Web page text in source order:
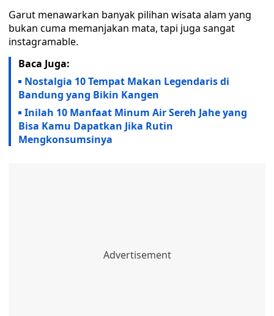
Garut menawarkan banyak pilihan wisata alam yang
bukan cuma memanjakan mata, tapi juga sangat
instagramable.
Baca Juga:
Nostalgia 10 Tempat Makan Legendaris di
Bandung yang Bikin Kangen
Inilah 10 Manfaat Minum Air Sereh Jahe yang
Bisa Kamu Dapatkan Jika Rutin
Mengkonsumsinya